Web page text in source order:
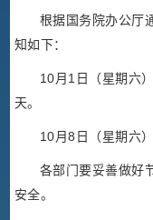
根据国务院办公厅
知如下：
10月1日（星期六
天。
10月8日（星期六
各部门要妥善做好
安全。